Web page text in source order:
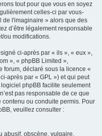
tout pour que vous en soyez
celles-ci par vous-
de l'imaginaire » alors que des
d’être légalement responsable
ou modifications.
ci-après par « ils », « eux »,
», « phpBB Limited »,
forum, déclaré sous la licence «
après par « GPL ») et qui peut
logiciel phpBB facilite seulement
pas responsable de ce que
contenu ou conduite permis. Pour
veuillez consulter :
abusif, obscène, vulgaire,